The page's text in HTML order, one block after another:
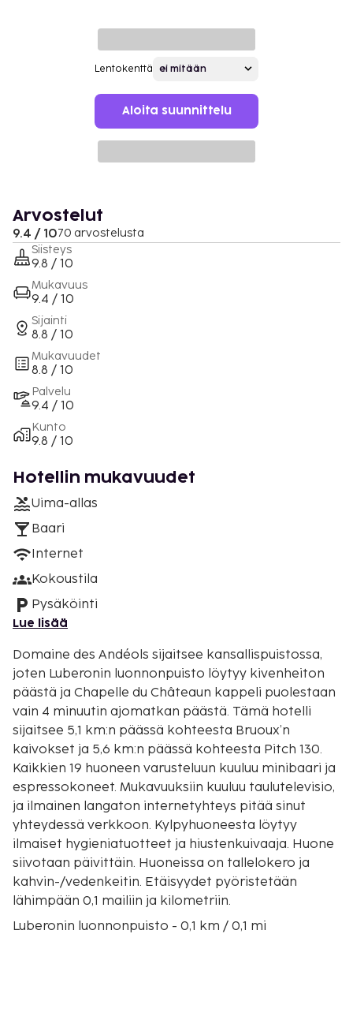
Lentokenttä
Aloita suunnittelu
Arvostelut
9.4 / 1070 arvostelusta
Siisteys
9.8 / 10
Mukavuus
9.4 / 10
Sijainti
8.8 / 10
Mukavuudet
8.8 / 10
Palvelu
9.4 / 10
Kunto
9.8 / 10
Hotellin mukavuudet
Uima-allas
Baari
Internet
Kokoustila
Pysäköinti
Lue lisää
Domaine des Andéols sijaitsee kansallispuistossa,
joten Luberonin luonnonpuisto löytyy kivenheiton
päästä ja Chapelle du Châteaun kappeli puolestaan
vain 4 minuutin ajomatkan päästä. Tämä hotelli
sijaitsee 5,1 km:n päässä kohteesta Bruoux’n
kaivokset ja 5,6 km:n päässä kohteesta Pitch 130.
Kaikkien 19 huoneen varusteluun kuuluu minibaari ja
espressokoneet. Mukavuuksiin kuuluu taulutelevisio,
ja ilmainen langaton internetyhteys pitää sinut
yhteydessä verkkoon. Kylpyhuoneesta löytyy
ilmaiset hygieniatuotteet ja hiustenkuivaaja. Huone
siivotaan päivittäin. Huoneissa on tallelokero ja
kahvin-/vedenkeitin. Etäisyydet pyöristetään
lähimpään 0,1 mailiin ja kilometriin.
Luberonin luonnonpuisto - 0,1 km / 0,1 mi